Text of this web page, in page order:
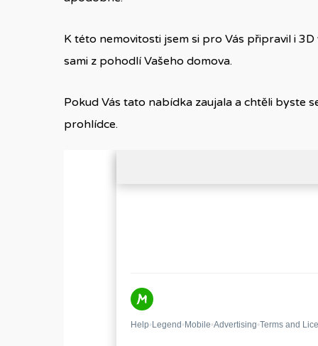
K této nemovitosti jsem si pro Vás připravil i
sami z pohodlí Vašeho domova.
Pokud Vás tato nabídka zaujala a chtěli byste
prohlídce.